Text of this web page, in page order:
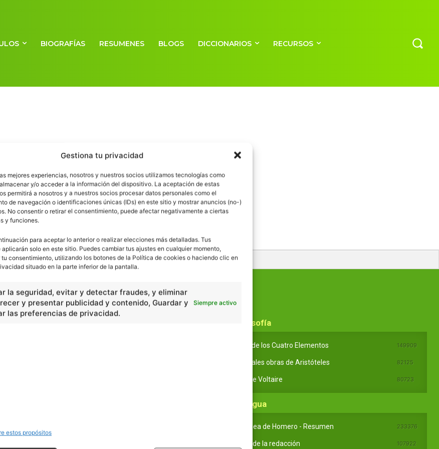
Gestiona tu privacidad
mejores experiencias, nosotros y nuestros socios utilizamos tecnologías como
y/o acceder a la información del dispositivo. La aceptación de estas
permitirá a nosotros y a nuestros socios procesar datos personales como el
de navegación o identificaciones únicas (IDs) en este sitio y mostrar anuncios (no-)
No consentir o retirar el consentimiento, puede afectar negativamente a ciertas
y funciones.
para aceptar lo anterior o realizar elecciones más detalladas. Tus
solo en este sitio. Puedes cambiar tus ajustes en cualquier momento,
consentimiento, utilizando los botones de la Política de cookies o haciendo clic en
situado en la parte inferior de la pantalla.
la seguridad, evitar y detectar fraudes, y eliminar
y presentar publicidad y contenido, Guardar y
las preferencias de privacidad.
Siempre activo
estos propósitos
BIOGRAFÍAS RESUMENES BLOGS DICCIONARIOS RECURSOS
En Filosofía
Teoría de los Cuatro Elementos 149909
Principales obras de Aristóteles 82125
Ideas de Voltaire 80723
En Lengua
La Odisea de Homero - Resumen 233376
Partes de la redacción 107922